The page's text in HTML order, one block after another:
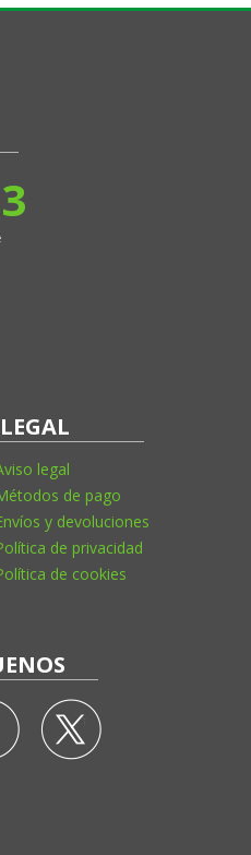
LEGAL
legal
de pago
y devoluciones
de privacidad
de cookies